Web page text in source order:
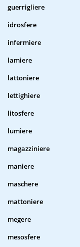
guerrigliere
idrosfere
infermiere
lamiere
lattoniere
lettighiere
litosfere
lumiere
magazziniere
maniere
maschere
mattoniere
megere
mesosfere